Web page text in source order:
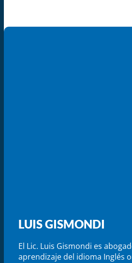
LUIS GISMONDI
El Lic. Luis Gismondi es
aprendizaje del idioma Inglés